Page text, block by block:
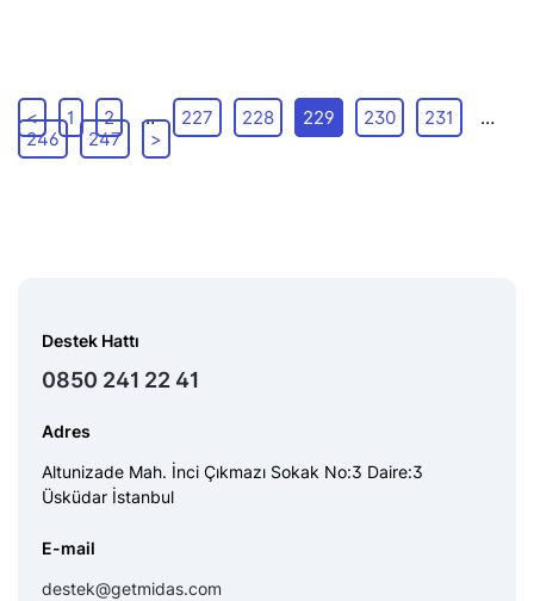
< 1 2 … 227 228 229 230 231
…
246
247 >
Destek Hattı
0850 241 22 41
Adres
Altunizade Mah. İnci Çıkmazı Sokak No:3 Daire:3
Üsküdar İstanbul
E-mail
destek@getmidas.com